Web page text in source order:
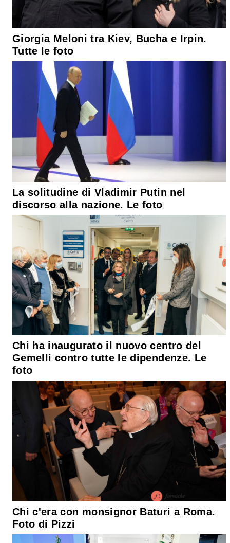
Giorgia Meloni tra Kiev, Bucha e Irpin.
Tutte le foto
La solitudine di Vladimir Putin nel
discorso alla nazione. Le foto
Chi ha inaugurato il nuovo centro del
Gemelli contro tutte le dipendenze. Le
foto
Chi c'era con monsignor Baturi a Roma.
Foto di Pizzi